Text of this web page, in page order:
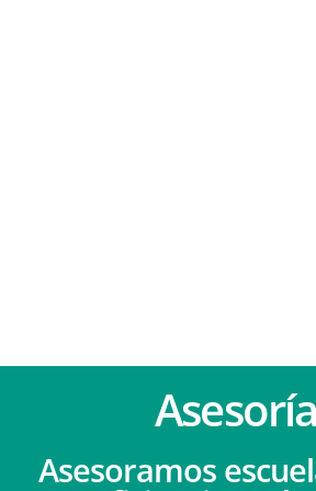
Asesoramos